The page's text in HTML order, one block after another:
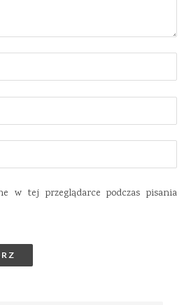
w tej przeglądarce podczas pisania